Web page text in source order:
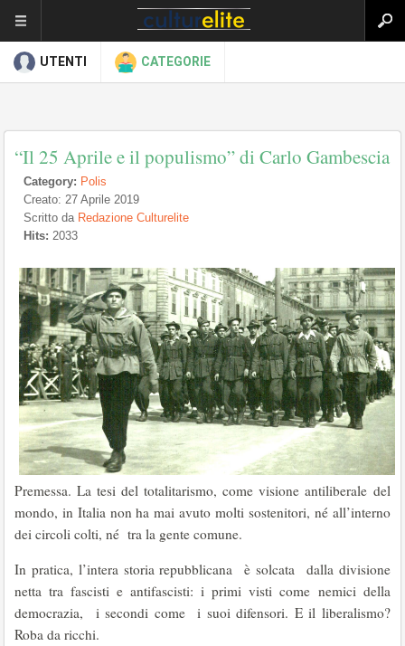
UTENTI CATEGORIE
“Il 25 Aprile e il populismo” di Carlo Gambescia
Category: Polis
Creato: 27 Aprile 2019
Scritto da Redazione Culturelite
Hits: 2033
Premessa. La tesi del totalitarismo, come visione antiliberale del
mondo, in Italia non ha mai avuto molti sostenitori, né all’interno
dei circoli colti, né tra la gente comune.
In pratica, l’intera storia repubblicana è solcata dalla divisione
netta tra fascisti e antifascisti: i primi visti come nemici della
democrazia, i secondi come i suoi difensori. E il liberalismo?
Roba da ricchi.